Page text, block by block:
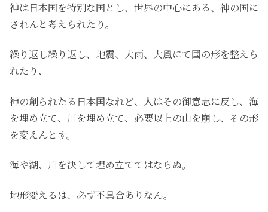
神は日本国を特別な国とし、世界の中心にある、神の国に
されんと考えられたり。
繰り返し繰り返し、地震、大雨、大風にて国の形を整えら
れたり、
神の創られたる日本国なれど、人はその御意志に反し、海
を埋め立て、川を埋め立て、必要以上の山を崩し、その形
を変えんとす。
海や湖、川を決して埋め立ててはならぬ。
地形変えるは、必ず不具合ありなん。